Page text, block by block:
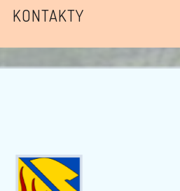
KONTAKTY